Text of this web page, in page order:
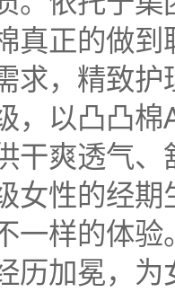
真正的做
求，精致
，以凸凸棉
干爽透气、
女性的经
一样的体
历加冕，